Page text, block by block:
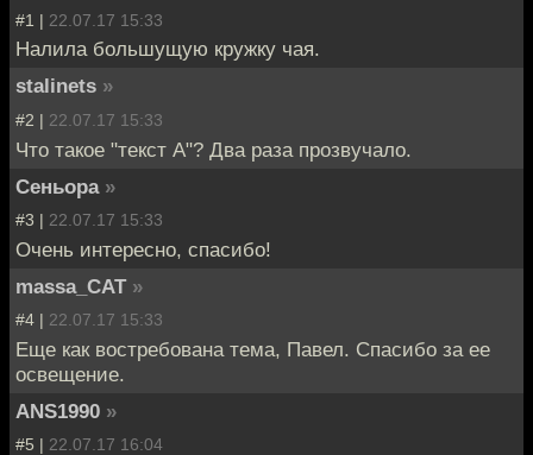
#1 | 22.07.17 15:33
Налила большущую кружку чая.
stalinets »
#2 | 22.07.17 15:33
Что такое "текст А"? Два раза прозвучало.
Сеньора »
#3 | 22.07.17 15:33
Очень интересно, спасибо!
massa_CAT »
#4 | 22.07.17 15:33
Еще как востребована тема, Павел. Спасибо за ее
освещение.
ANS1990 »
#5 | 22.07.17 16:04